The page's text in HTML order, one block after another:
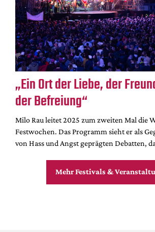
„Ein Ort der Liebe, der
der Befreiung“
Milo Rau leitet 2025 zum zweiten Mal die
Festwochen. Das Programm sieht er als
von Hass und Angst geprägten Debatten,
Mehr Festivals &